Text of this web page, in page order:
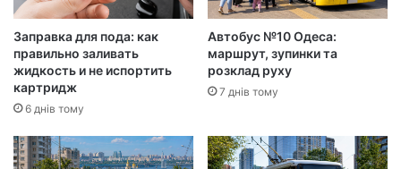
Заправка для пода: как
правильно заливать
жидкость и не испортить
картридж
6 днів тому
Автобус №10 Одеса:
маршрут, зупинки та
розклад руху
7 днів тому